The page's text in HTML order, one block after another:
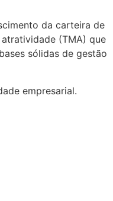
da carteira de
(TMA) que
sólidas de gestão
empresarial.